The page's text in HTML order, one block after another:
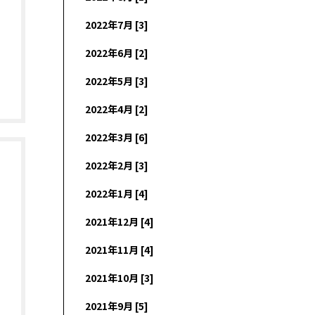
2022年7月 [3]
2022年6月 [2]
2022年5月 [3]
2022年4月 [2]
2022年3月 [6]
2022年2月 [3]
2022年1月 [4]
2021年12月 [4]
2021年11月 [4]
2021年10月 [3]
2021年9月 [5]